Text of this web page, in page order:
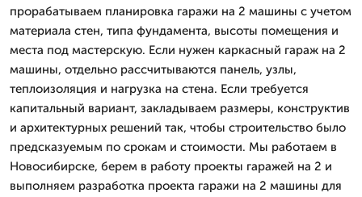
прорабатываем планировка гаражи на 2 машины с учетом
материала стен, типа фундамента, высоты помещения и
места под мастерскую. Если нужен каркасный гараж на 2
машины, отдельно рассчитываются панель, узлы,
теплоизоляция и нагрузка на стена. Если требуется
капитальный вариант, закладываем размеры, конструктив
и архитектурных решений так, чтобы строительство было
предсказуемым по срокам и стоимости. Мы работаем в
Новосибирске, берем в работу проекты гаражей на 2 и
выполняем разработка проекта гаражи на 2 машины для